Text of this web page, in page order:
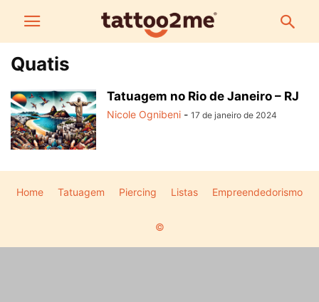
Quatis
Tatuagem no Rio de Janeiro – RJ
Nicole Ognibeni - 17 de janeiro de 2024
Home Tatuagem Piercing Listas Empreendedorismo
©